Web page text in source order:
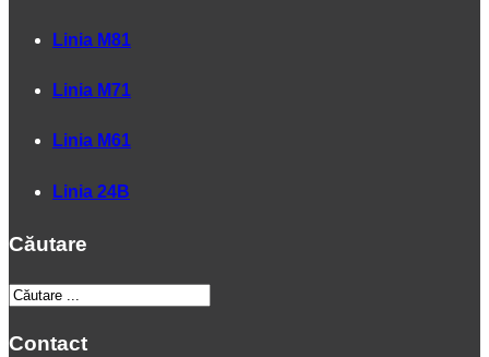
Linia M81
Linia M71
Linia M61
Linia 24B
Căutare
Contact